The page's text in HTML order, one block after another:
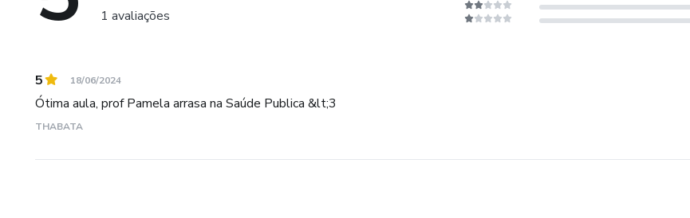
1 avaliações
5 18/06/2024
Ótima aula, prof Pamela arrasa na Saúde Publica &lt;3
THABATA